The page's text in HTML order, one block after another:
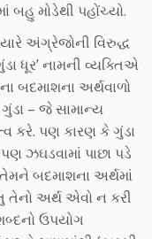
બહુ મોડેથી પહોંચ્યો.
અંગ્રેજોની વિરુદ્ધ
ધૂર’ નામની વ્યક્તિએ
બદમાશના અર્થવાળો
– જે સામાન્ય
કરે. પણ કારણ કે ગુંડા
ઝઘડવામાં પાછા પડે
બદમાશના અર્થમાં
અર્થ એવો ન કરી
ઉપયોગ